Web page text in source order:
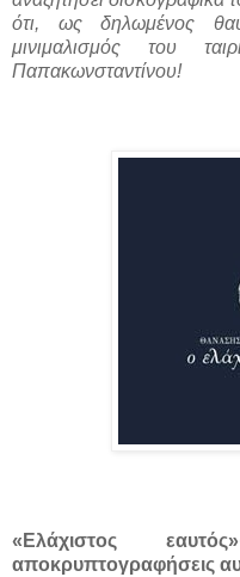
ότι, ως δηλωμένος
μινιμαλισμός του
Παπακωνσταντίνου!
«Ελάχιστος
αποκρυπτογραφήσεις